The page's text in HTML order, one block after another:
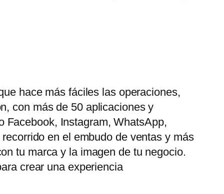
hace más fáciles las operaciones,
con más de 50 aplicaciones y
Facebook, Instagram, WhatsApp,
en el embudo de ventas y más
tu marca y la imagen de tu negocio.
crear una experiencia